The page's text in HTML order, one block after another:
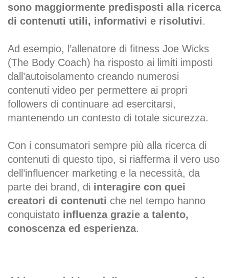
sono maggiormente predisposti alla ricerca
di contenuti utili, informativi e risolutivi.
Ad esempio, l’allenatore di fitness Joe Wicks
(The Body Coach) ha risposto ai limiti imposti
dall’autoisolamento creando numerosi
contenuti video per permettere ai propri
followers di continuare ad esercitarsi,
mantenendo un contesto di totale sicurezza.
Con i consumatori sempre più alla ricerca di
contenuti di questo tipo, si riafferma il vero uso
dell’influencer marketing e la necessità, da
parte dei brand, di interagire con quei
creatori di contenuti che nel tempo hanno
conquistato influenza grazie a talento,
conoscenza ed esperienza.